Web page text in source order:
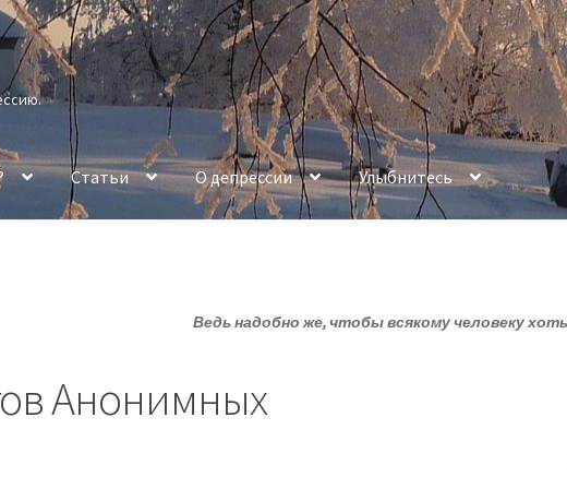
Статьи О депрессии Улыбнитесь
Ведь надобно же, чтобы всякому человеку
Анонимных